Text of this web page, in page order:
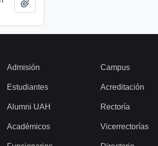
Admisión
Estudiantes
Alumni UAH
Académicos
Campus
Acreditación
Rectoría
Vicerrectorías